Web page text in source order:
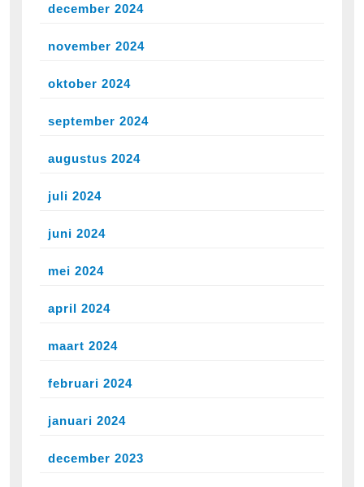
december 2024
november 2024
oktober 2024
september 2024
augustus 2024
juli 2024
juni 2024
mei 2024
april 2024
maart 2024
februari 2024
januari 2024
december 2023